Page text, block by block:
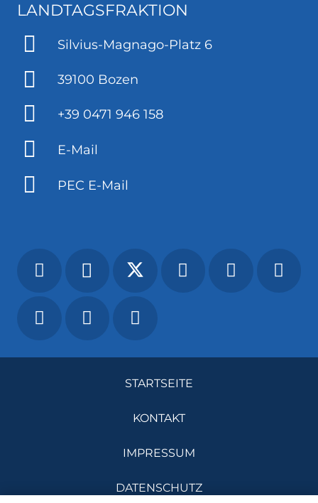
LANDTAGSFRAKTION
Silvius-Magnago-Platz 6
39100 Bozen
+39 0471 946 158
E-Mail
PEC E-Mail
STARTSEITE
KONTAKT
IMPRESSUM
DATENSCHUTZ